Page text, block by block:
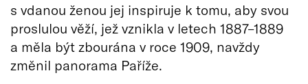
s vdanou ženou jej inspiruje k tomu, aby svou
proslulou věží, jež vznikla v letech 1887–1889
a měla být zbourána v roce 1909, navždy
změnil panorama Paříže.